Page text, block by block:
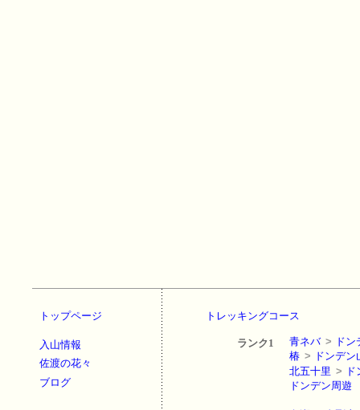
トップページ
入山情報
佐渡の花々
ブログ
トレッキングコース
ランク1 青ネバ > ド
椿 > ドンデン
北五十里 >
ドンデン周遊